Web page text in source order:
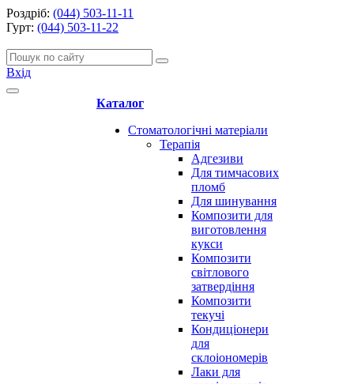
Роздріб: (044) 503-11-11
Гурт: (044) 503-11-22
Вхід
Каталог
Стоматологічні матеріали
Терапія
Адгезиви
Для тимчасових
пломб
Для шинування
Композити для
виготовлення
кукси
Композити
світлового
затвердіння
Композити
текучі
Кондиціонери
для
склоіономерів
Лаки для